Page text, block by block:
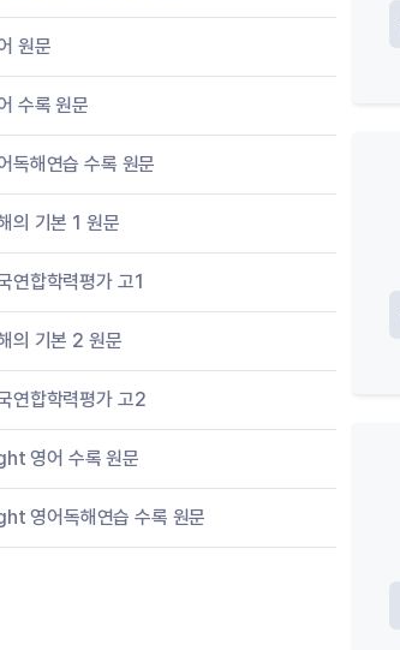
원문
수록 원문
독해연습 수록 원문
의 기본 1 원문
연합학력평가 고1
의 기본 2 원문
연합학력평가 고2
영어 수록 원문
영어독해연습 수록 원문